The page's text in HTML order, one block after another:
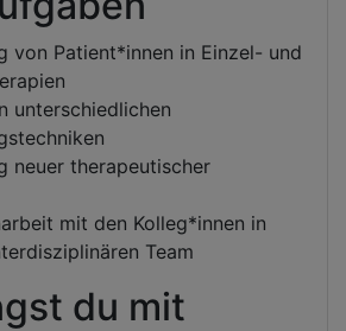
von Patient*innen in Einzel- und
unterschiedlichen
neuer therapeutischer
mit den Kolleg*innen in
Team
du mit